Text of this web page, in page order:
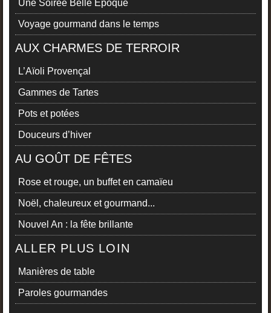
Une Soirée Belle Epoque
Voyage gourmand dans le temps
AUX CHARMES DE TERROIR
L’Aïoli Provençal
Gammes de Tartes
Pots et potées
Douceurs d’hiver
AU GOÛT DE FÊTES
Rose et rouge, un buffet en camaïeu
Noël, chaleureux et gourmand...
Nouvel An : la fête brillante
ALLER PLUS LOIN
Manières de table
Paroles gourmandes